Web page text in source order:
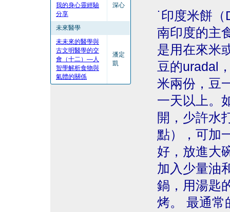
我的身心靈經驗
分享
深心
未來醫學
未未來的醫學與
古文明醫學的交
會（十二）—人
智學解析食物與
氣體的關係
潘定
凱
˙印度米餅
南印度的主
是用在來米
豆的uradal
米兩份，豆
一天以上。
開，少許水
點），可加
好，放進大
加入少量油
鍋，用湯匙
烤。 最通常